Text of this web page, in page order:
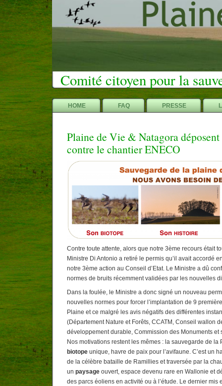
Comité citoyen pour la
HOME FAQ PRESSE
Plaine de Vie & Natagora
contre le chantier ENECO
Contre toute attente, alors que notre 3ème recours était
Ministre Di Antonio a retiré le permis qu’il avait accordé
notre 3ème action au Conseil d’Etat. Le Ministre a dû
normes de bruits récemment validées par les nouvelles
Dans la foulée, le Ministre a donc signé un nouveau
nouvelles normes pour forcer l’implantation de 9
Plaine et ce malgré les avis négatifs des différentes
(Département Nature et Forêts, CCATM, Conseil wallon
développement durable, Commission des Monuments et
Nos motivations restent les mêmes : la sauvegarde de la
biotope unique, havre de paix pour l’avifaune. C’est un
de la célèbre bataille de Ramillies et traversée par la
un paysage ouvert, espace devenu rare en Wallonie et
des parcs éoliens en activité ou à l’étude. Le dernier mis